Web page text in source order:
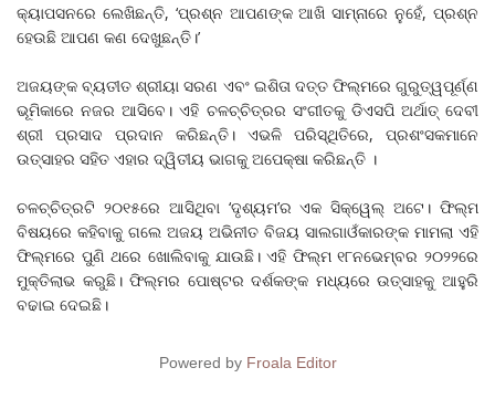
କ୍ୟାପସନରେ ଲେଖିଛନ୍ତି, ‘ପ୍ରଶ୍ନ ଆପଣଙ୍କ ଆଖି ସାମ୍ନାରେ ନୁହେଁ, ପ୍ରଶ୍ନ
ହେଉଛି ଆପଣ କଣ ଦେଖୁଛନ୍ତି।’
ଅଜୟଙ୍କ ବ୍ୟତୀତ ଶ୍ରୀୟା ସରଣ ଏବଂ ଇଶିତା ଦତ୍ତ ଫିଲ୍ମରେ ଗୁରୁତ୍ୱପୂର୍ଣ୍ଣ
ଭୂମିକାରେ ନଜର ଆସିବେ। ଏହି ଚଳଚ୍ଚିତ୍ରର ସଂଗୀତକୁ ଡିଏସପି ଅର୍ଥାତ୍ ଦେବୀ
ଶ୍ରୀ ପ୍ରସାଦ ପ୍ରଦାନ କରିଛନ୍ତି। ଏଭଳି ପରିସ୍ଥିତିରେ, ପ୍ରଶଂସକମାନେ
ଉତ୍ସାହର ସହିତ ଏହାର ଦ୍ୱିତୀୟ ଭାଗକୁ ଅପେକ୍ଷା କରିଛନ୍ତି ।
ଚଳଚ୍ଚିତ୍ରଟି ୨୦୧୫ରେ ଆସିଥିବା ‘ଦୃଶ୍ୟମ’ର ଏକ ସିକ୍ୱେଲ୍ ଅଟେ। ଫିଲ୍ମ
ବିଷୟରେ କହିବାକୁ ଗଲେ ଅଜୟ ଅଭିନୀତ ବିଜୟ ସାଲଗାଓଁକାରଙ୍କ ମାମଲା ଏହି
ଫିଲ୍ମରେ ପୁଣି ଥରେ ଖୋଲିବାକୁ ଯାଉଛି। ଏହି ଫିଲ୍ମ ୧୮ନଭେମ୍ବର ୨୦୨୨ରେ
ମୁକ୍ତିଲାଭ କରୁଛି। ଫିଲ୍ମର ପୋଷ୍ଟର ଦର୍ଶକଙ୍କ ମଧ୍ୟରେ ଉତ୍ସାହକୁ ଆହୁରି
ବଢାଇ ଦେଇଛି।
Powered by Froala Editor